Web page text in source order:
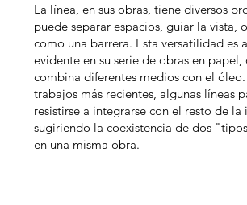
La línea, en sus obras, tiene diversos
puede separar espacios, guiar la vista,
como una barrera. Esta versatilidad es
evidente en su serie de obras en papel,
combina diferentes medios con el óleo.
trabajos más recientes, algunas líneas
resistirse a integrarse con el resto de la
sugiriendo la coexistencia de dos
en una misma obra.